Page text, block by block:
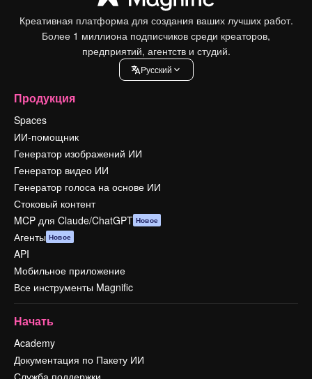
Креативная платформа для создания ваших лучших работ.
Более 1 миллиона подписчиков среди креаторов,
предприятий, агентств и студий.
Pусский
Продукция
Spaces
ИИ-помощник
Генератор изображений ИИ
Генератор видео ИИ
Генератор голоса на основе ИИ
Стоковый контент
MCP для Claude/ChatGPT Новое
Агенты Новое
API
Мобильное приложение
Все инструменты Magnific
Начать
Academy
Документация по Пакету ИИ
Служба поддержки